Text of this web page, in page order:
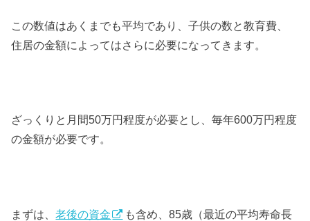
この数値はあくまでも平均であり、子供の数と教育費、
住居の金額によってはさらに必要になってきます。
ざっくりと月間50万円程度が必要とし、毎年600万円程度
の金額が必要です。
まずは、老後の資金
も含め、85歳（最近の平均寿命長